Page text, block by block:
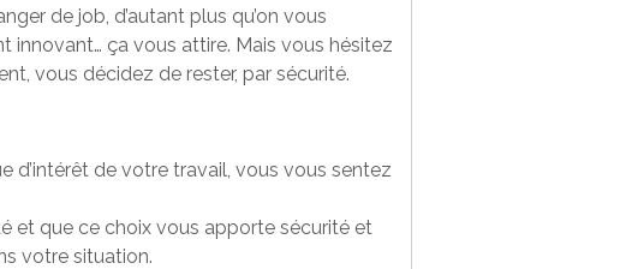
de job, d’autant plus qu’on vous
innovant… ça vous attire. Mais vous hésitez
vous décidez de rester, par sécurité.
d’intérêt de votre travail, vous vous sentez
et que ce choix vous apporte sécurité et
votre situation.